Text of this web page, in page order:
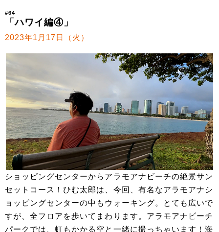
#64
「ハワイ編④」
2023年1月17日（火）
ショッピングセンターからアラモアナビーチの絶景サン
セットコース！ひむ太郎は、今回、有名なアラモアナシ
ョッピングセンターの中もウォーキング。とても広いで
すが、全フロアを歩いてまわります。アラモアナビーチ
パークでは、虹もかかる空と一緒に撮っちゃいます！海